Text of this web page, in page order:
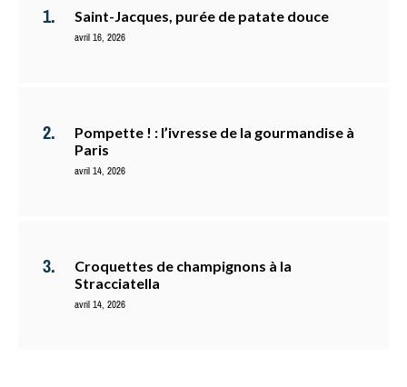
Saint-Jacques, purée de patate douce
avril 16, 2026
Pompette ! : l’ivresse de la gourmandise à
Paris
avril 14, 2026
Croquettes de champignons à la
Stracciatella
avril 14, 2026